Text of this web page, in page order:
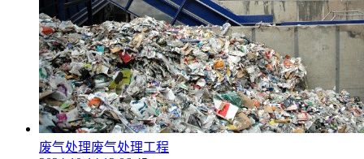
废气处理废气处理工程